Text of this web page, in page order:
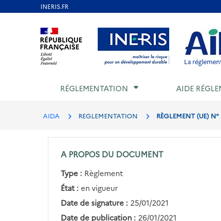
Aller au contenu Aller au menu Aller au
La
RÉGLEMENTATION AIDE
AIDA REGLEMENTATION RÈGLEMENT (UE)
A PROPOS DU DOCUMENT
Type : Règlement
État : en vigueur
Date de signature : 25/01/2021
Date de publication : 26/01/2021